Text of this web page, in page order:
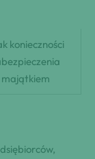
konieczności
majątkiem